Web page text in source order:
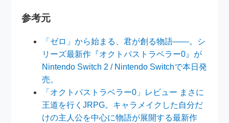
参考元
「ゼロ」から始まる、君が創る物語――。シ
リーズ最新作『オクトパストラベラー0』が
Nintendo Switch 2 / Nintendo Switchで本日発
売。
「オクトパストラベラー0」レビュー まさに
王道を行くJRPG。キャラメイクした自分だ
けの主人公を中心に物語が展開する最新作